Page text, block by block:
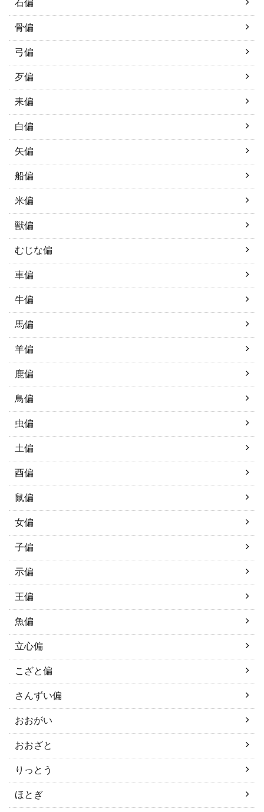
石偏
骨偏
弓偏
歹偏
耒偏
白偏
矢偏
船偏
米偏
獣偏
むじな偏
車偏
牛偏
馬偏
羊偏
鹿偏
鳥偏
虫偏
土偏
酉偏
鼠偏
女偏
子偏
示偏
王偏
魚偏
立心偏
こざと偏
さんずい偏
おおがい
おおざと
りっとう
ほとぎ